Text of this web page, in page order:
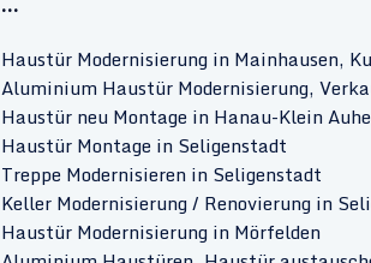
Haustür Modernisierung in Mainhausen,
Aluminium Haustür Modernisierung,
Haustür neu Montage in Hanau-Klein
Haustür Montage in Seligenstadt
Treppe Modernisieren in Seligenstadt
Keller Modernisierung / Renovierung in
Haustür Modernisierung in Mörfelden